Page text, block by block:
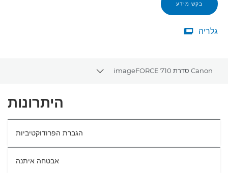
בקש מידע
גלריה
גלריה

Canon סדרת imageFORCE 710
Toggle breadcrumbs
מפרטים
היתרונות
הגברת הפרודוקטיביות
אבטחה איתנה